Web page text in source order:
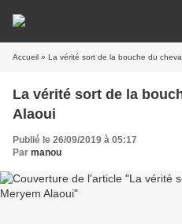
Accueil » La vérité sort de la bouche du
La vérité sort de la
Alaoui
Publié le 26/09/2019 à 05:17
Par manou